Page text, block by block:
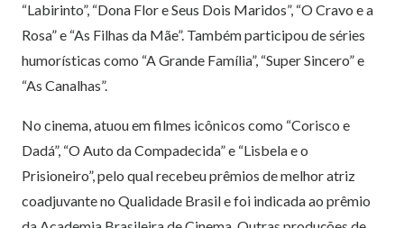
“Labirinto”, “Dona Flor e Seus Dois Maridos”, “O Cravo e a
Rosa” e “As Filhas da Mãe”. Também participou de séries
humorísticas como “A Grande Família”, “Super Sincero” e
“As Canalhas”.
No cinema, atuou em filmes icônicos como “Corisco e
Dadá”, “O Auto da Compadecida” e “Lisbela e o
Prisioneiro”, pelo qual recebeu prêmios de melhor atriz
coadjuvante no Qualidade Brasil e foi indicada ao prêmio